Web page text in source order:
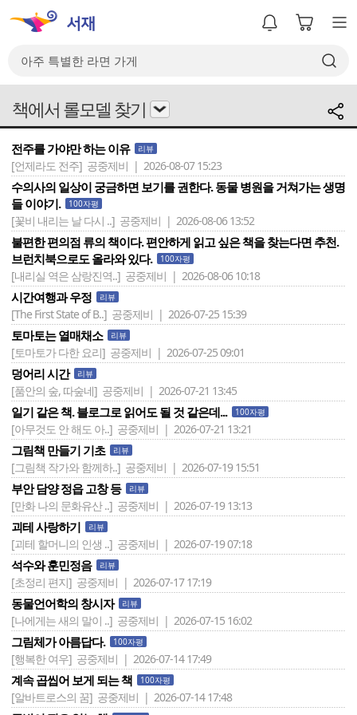
책에서 롤모델 찾기
전주를 가야만 하는 이유 리뷰
[언제라도 전주] 공중제비 | 2026-08-07 15:23
수의사의 일상이 궁금하면 보기를 권한다. 동물 병원을 거쳐가는 생명
들 이야기.
100자평
[꽃비 내리는 날 다시 ..] 공중제비 | 2026-08-06 13:52
불편한 편의점 류의 책이다. 편안하게 읽고 싶은 책을 찾는다면 추천.
브런치북으로도 올라와 있다.
100자평
[내리실 역은 삼랑진역..] 공중제비 | 2026-08-06 10:18
시간여행과 우정 리뷰
[The First State of B..] 공중제비 | 2026-07-25 15:39
토마토는 열매채소 리뷰
[토마토가 다한 요리] 공중제비 | 2026-07-25 09:01
덩어리 시간 리뷰
[품안의 숲, 따숲네] 공중제비 | 2026-07-21 13:45
일기 같은 책. 블로그로 읽어도 될 것 같은데... 100자평
[아무것도 안 해도 아..] 공중제비 | 2026-07-21 13:21
그림책 만들기 기초 리뷰
[그림책 작가와 함께하..] 공중제비 | 2026-07-19 15:51
부안 담양 정읍 고창 등 리뷰
[만화 나의 문화유산 ..] 공중제비 | 2026-07-19 13:13
괴테 사랑하기 리뷰
[괴테 할머니의 인생 ..] 공중제비 | 2026-07-19 07:18
석수와 훈민정음 리뷰
[초정리 편지] 공중제비 | 2026-07-17 17:19
동물언어학의 창시자 리뷰
[나에게는 새의 말이 ..] 공중제비 | 2026-07-15 16:02
그림체가 아름답다. 100자평
[행복한 여우] 공중제비 | 2026-07-14 17:49
계속 곱씹어 보게 되는 책 100자평
[알바트로스의 꿈] 공중제비 | 2026-07-14 17:48